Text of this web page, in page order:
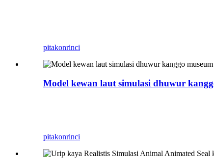
pitakonrinci
Model kewan laut simulasi dhuwur
pitakonrinci